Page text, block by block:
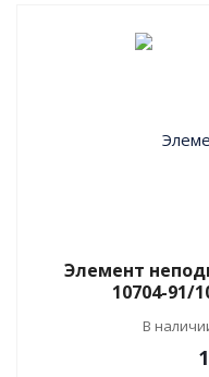
Элемент
10704-91/
В